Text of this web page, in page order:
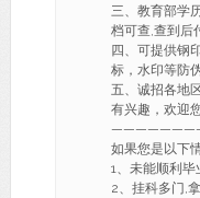
三、教育部学
档可查,查到后
四、可提供钢
标，水印等防
五、诚招各地
有兴趣，欢迎
如果您是以下
1、未能顺利毕
2、挂科多门,